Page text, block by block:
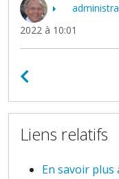
2022 à 10:01
Liens relatifs
En savoir plus